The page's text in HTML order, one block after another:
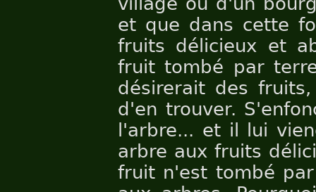
et que dans cette
fruits délicieux et
fruit tombé par
désirerait des
d'en trouver.
l'arbre... et il lui
arbre aux fruits
fruit n'est tombé